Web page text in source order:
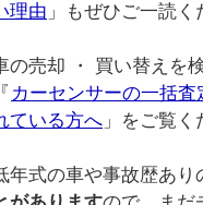
理由 」もぜひご一読く
の売却 ・ 買い替えを
カーセンサーの一括査
ている方へ 」をご覧く
年式の車や事故歴あり